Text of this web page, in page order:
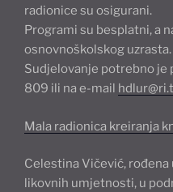
radionice su osigurani.
Programi su besplatni, a
osnovnoškolskog uzrasta.
Sudjelovanje potrebno
809 ili na e-mail
Mala radionica kreiranja
Celestina Vičević, rođena
likovnih umjetnosti, u